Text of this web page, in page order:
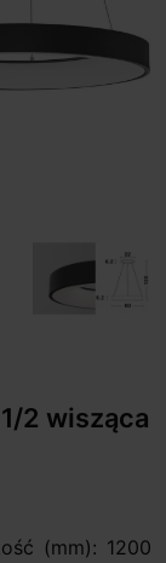
2 wisząca
(mm): 1200